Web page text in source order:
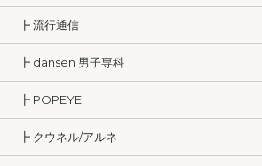
┣ 流行通信
┣ dansen 男子専科
┣ POPEYE
┣ クウネル/アルネ